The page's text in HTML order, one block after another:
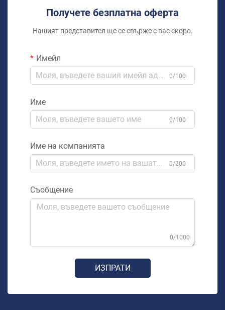
Получете безплатна оферта
Нашият представител ще се свърже с вас скоро.
Имейл
0/100
Име
0/100
Име на компанията
0/200
Съобщение
0/1000
ИЗПРАТИ